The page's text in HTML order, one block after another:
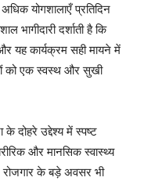
योगशालाएँ प्रतिदिन
भागीदारी दर्शाती है कि
यह कार्यक्रम सही मायने में
को एक स्वस्थ और सुखी
के दोहरे उद्देश्य में स्पष्ट
और मानसिक स्वास्थ्य
के बड़े अवसर भी